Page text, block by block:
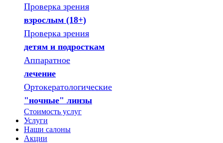
Проверка зрения
взрослым (18+)
Проверка зрения
детям и подросткам
Аппаратное
лечение
Ортокератологические
"ночные" линзы
Стоимость услуг
Услуги
Наши салоны
Акции